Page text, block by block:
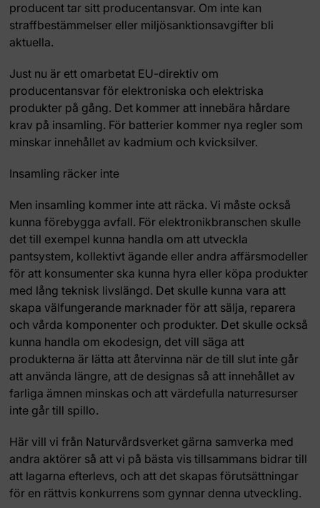
producent tar sitt producentansvar. Om inte kan
straffbestämmelser eller miljösanktionsavgifter bli
aktuella.
Just nu är ett omarbetat EU-direktiv om
producentansvar för elektroniska och elektriska
produkter på gång. Det kommer att innebära hårdare
krav på insamling. För batterier kommer nya regler som
minskar innehållet av kadmium och kvicksilver.
Insamling räcker inte
Men insamling kommer inte att räcka. Vi måste också
kunna förebygga avfall. För elektronikbranschen skulle
det till exempel kunna handla om att utveckla
pantsystem, kollektivt ägande eller andra affärsmodeller
för att konsumenter ska kunna hyra eller köpa produkter
med lång teknisk livslängd. Det skulle kunna vara att
skapa välfungerande marknader för att sälja, reparera
och vårda komponenter och produkter. Det skulle också
kunna handla om ekodesign, det vill säga att
produkterna är lätta att återvinna när de till slut inte går
att använda längre, att de designas så att innehållet av
farliga ämnen minskas och att värdefulla naturresurser
inte går till spillo.
Här vill vi från Naturvårdsverket gärna samverka med
andra aktörer så att vi på bästa vis tillsammans bidrar till
att lagarna efterlevs, och att det skapas förutsättningar
för en rättvis konkurrens som gynnar denna utveckling.